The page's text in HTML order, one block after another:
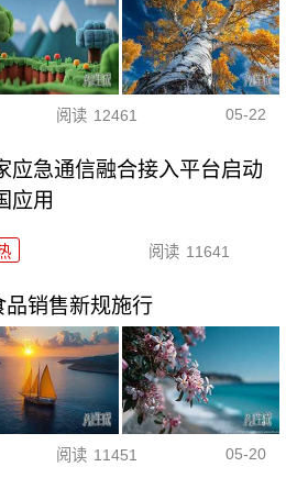
阅读 12461 05-22
应急通信融合接入平台启动
应用
阅读 11641
销售新规施行
阅读 11451 05-20